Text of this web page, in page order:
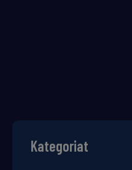
Kategoriat